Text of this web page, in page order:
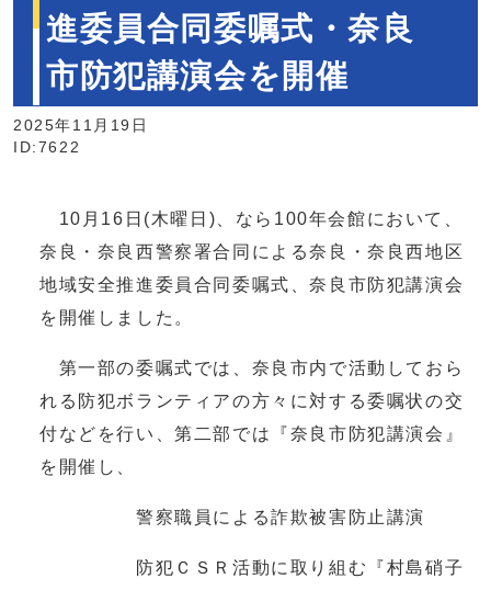
進委員合同委嘱式・奈良
市防犯講演会を開催
2025年11月19日
ID:7622
10月16日(木曜日)、なら100年会館において、
奈良・奈良西警察署合同による奈良・奈良西地区
地域安全推進委員合同委嘱式、奈良市防犯講演会
を開催しました。
第一部の委嘱式では、奈良市内で活動しておら
れる防犯ボランティアの方々に対する委嘱状の交
付などを行い、第二部では『奈良市防犯講演会』
を開催し、
警察職員による詐欺被害防止講演
防犯ＣＳＲ活動に取り組む『村島硝子